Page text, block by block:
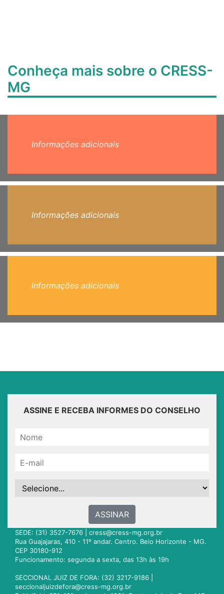
Conheça mais sobre o CRESS-
MG
Informações adicionais
Informações adicionais
Informações adicionais
ASSINE E RECEBA INFORMES DO CONSELHO
ASSINAR
SEDE: (31) 3527-7676 | cress@cress-mg.org.br
Rua Guajajaras, 410 - 11º andar. Centro. Belo Horizonte - MG.
CEP 30180-912
Funcionamento: segunda a sexta, das 13h às 19h
SECCIONAL JUIZ DE FORA: (32) 3217-9186 |
seccionaljuizdefora@cress-mg.org.br